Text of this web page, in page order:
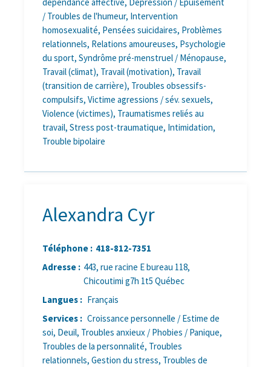
/ Troubles de l'humeur, Intervention
homosexualité, Pensées suicidaires, Problèmes
relationnels, Relations amoureuses, Psychologie
du sport, Syndrôme pré-menstruel / Ménopause,
Travail (climat), Travail (motivation), Travail
(transition de carrière), Troubles obsessifs-
compulsifs, Victime agressions / sév. sexuels,
Violence (victimes), Traumatismes reliés au
travail, Stress post-traumatique, Intimidation,
Trouble bipolaire
Alexandra Cyr
Téléphone : 418-812-7351
Adresse : 443, rue racine E bureau 118,
Chicoutimi g7h 1t5 Québec
Langues : Français
Services : Croissance personnelle / Estime de
soi, Deuil, Troubles anxieux / Phobies / Panique,
Troubles de la personnalité, Troubles
relationnels, Gestion du stress, Troubles de